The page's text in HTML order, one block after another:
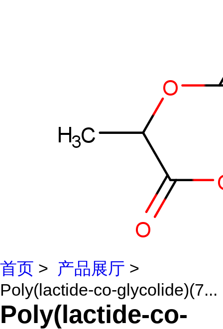
首页 > 产品展厅 >
Poly(lactide-co-glycolide)(7...
Poly(lactide-co-